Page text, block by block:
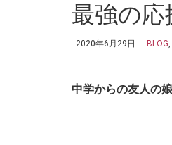
最強の応
: 2020年6月29日 : BLOG,
中学からの友人の